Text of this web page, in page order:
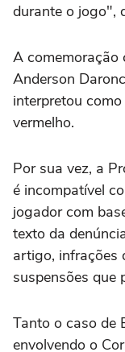
durante o jogo",
A comemoração
Anderson
interpretou
vermelho.
Por sua vez, a
é incompatível
jogador com
texto da
artigo, infrações
suspensões que
Tanto o caso de
envolvendo o